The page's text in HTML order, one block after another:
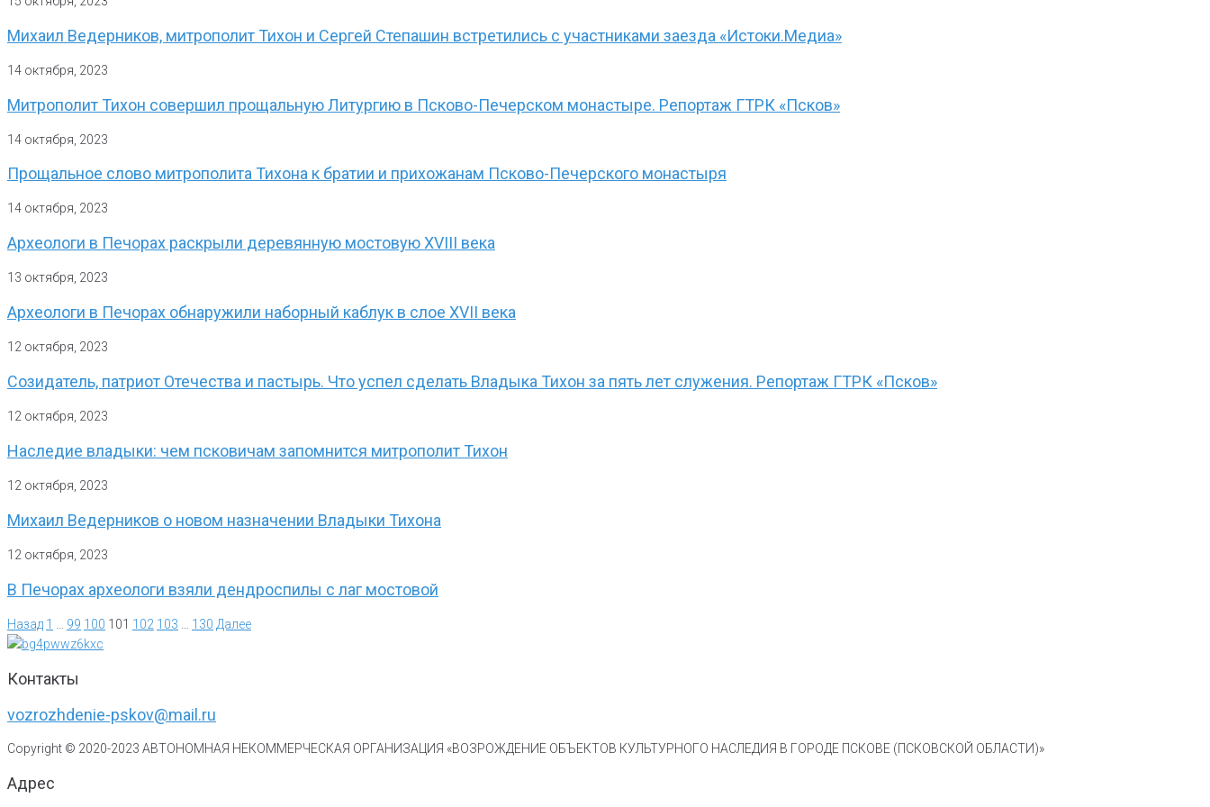
Михаил Ведерников, митрополит Тихон и Сергей Степашин встретились с участниками заезда «Истоки.Медиа»
14 октября, 2023
Митрополит Тихон совершил прощальную Литургию в Псково-Печерском монастыре. Репортаж ГТРК «Псков»
14 октября, 2023
Прощальное слово митрополита Тихона к братии и прихожанам Псково-Печерского монастыря
14 октября, 2023
Археологи в Печорах раскрыли деревянную мостовую XVIII века
13 октября, 2023
Археологи в Печорах обнаружили наборный каблук в слое XVII века
12 октября, 2023
Созидатель, патриот Отечества и пастырь. Что успел сделать Владыка Тихон за пять лет служения. Репортаж ГТРК «Псков»
12 октября, 2023
Наследие владыки: чем псковичам запомнится митрополит Тихон
12 октября, 2023
Михаил Ведерников о новом назначении Владыки Тихона
12 октября, 2023
В Печорах археологи взяли дендроспилы с лаг мостовой
Назад 1 99 100 101 102 103 130 Далее
Контакты
vozrozhdenie-pskov@mail.ru
Copyright © 2020-2023 АВТОНОМНАЯ НЕКОММЕРЧЕСКАЯ ОРГАНИЗАЦИЯ «ВОЗРОЖДЕНИЕ ОБЪЕКТОВ КУЛЬТУРНОГО НАСЛЕДИЯ В ГОРОДЕ ПСКОВЕ (ПСКОВСКОЙ ОБЛАСТИ)»
Адрес